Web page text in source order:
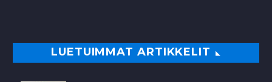
LUETUIMMAT ARTIKKELIT